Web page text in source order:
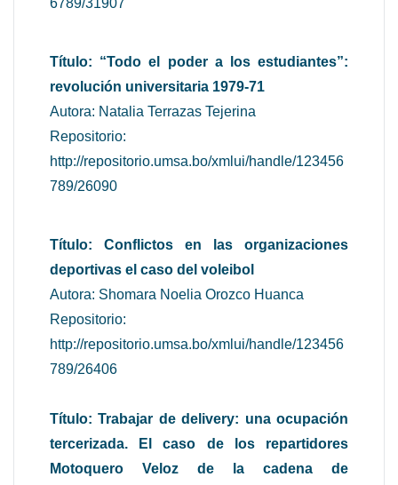
6789/31907
Título: “Todo el poder a los estudiantes”:
revolución universitaria 1979-71
Autora: Natalia Terrazas Tejerina
Repositorio:
http://repositorio.umsa.bo/xmlui/handle/123456
789/26090
Título: Conflictos en las organizaciones
deportivas el caso del voleibol
Autora: Shomara Noelia Orozco Huanca
Repositorio:
http://repositorio.umsa.bo/xmlui/handle/123456
789/26406
Título: Trabajar de delivery: una ocupación
tercerizada. El caso de los repartidores
Motoquero Veloz de la cadena de